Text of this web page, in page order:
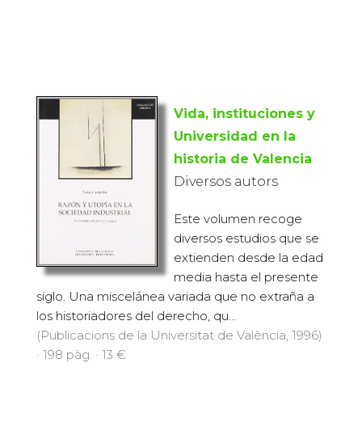
Vida, instituciones y
Universidad en la
historia de Valencia
Diversos autors
Este volumen recoge
diversos estudios que se
extienden desde la edad
media hasta el presente
siglo. Una miscelánea variada que no extraña a
los historiadores del derecho, qu...
(Publicacions de la Universitat de València, 1996)
· 198 pàg. · 13 €